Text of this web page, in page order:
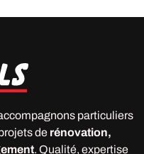
particuliers
de rénovation,
. Qualité, expertise